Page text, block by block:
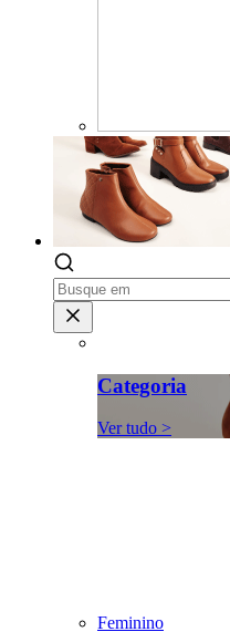
Categoria
Ver tudo >
Feminino